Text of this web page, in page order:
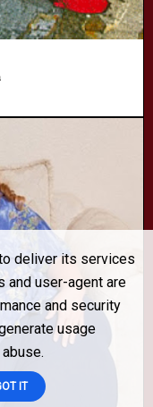
deliver its services
and user-agent are
and security
usage
IT